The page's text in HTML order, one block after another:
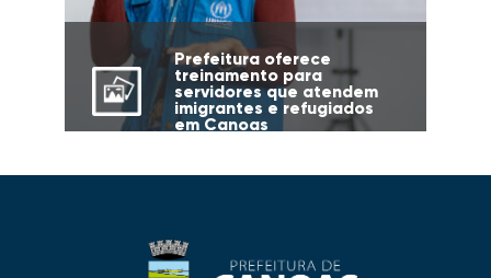
Prefeitura oferece
treinamento para
servidores que atendem
imigrantes e refugiados
em Canoas